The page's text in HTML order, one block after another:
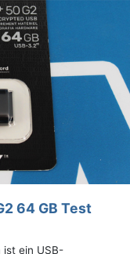
64 GB Test
ist ein USB-